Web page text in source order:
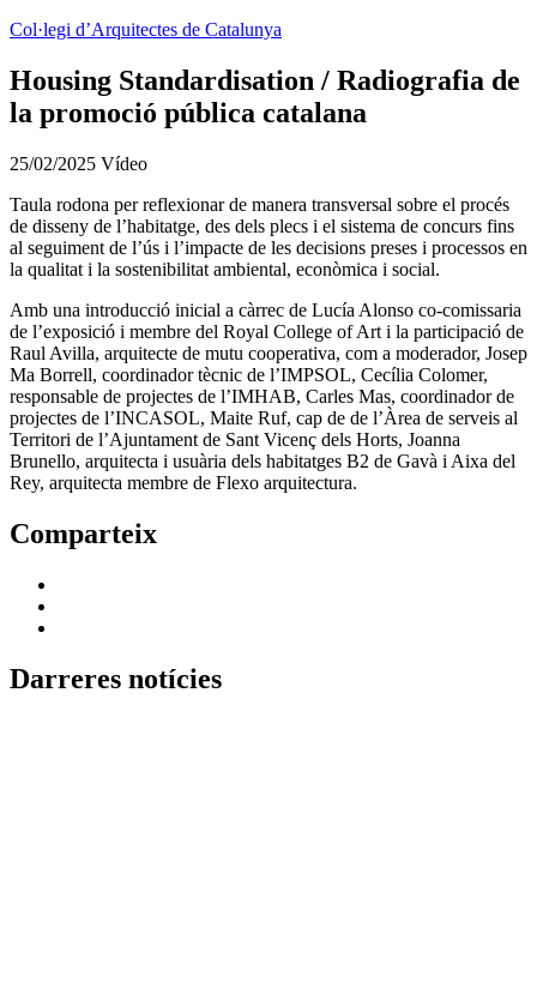
Col·legi d’Arquitectes de Catalunya
Housing Standardisation / Radiografia de
la promoció pública catalana
25/02/2025 Vídeo
Taula rodona per reflexionar de manera transversal sobre el procés
de disseny de l’habitatge, des dels plecs i el sistema de concurs fins
al seguiment de l’ús i l’impacte de les decisions preses i processos en
la qualitat i la sostenibilitat ambiental, econòmica i social.
Amb una introducció inicial a càrrec de Lucía Alonso co-comissaria
de l’exposició i membre del Royal College of Art i la participació de
Raul Avilla, arquitecte de mutu cooperativa, com a moderador, Josep
Ma Borrell, coordinador tècnic de l’IMPSOL, Cecília Colomer,
responsable de projectes de l’IMHAB, Carles Mas, coordinador de
projectes de l’INCASOL, Maite Ruf, cap de de l’Àrea de serveis al
Territori de l’Ajuntament de Sant Vicenç dels Horts, Joanna
Brunello, arquitecta i usuària dels habitatges B2 de Gavà i Aixa del
Rey, arquitecta membre de Flexo arquitectura.
Comparteix
Darreres notícies